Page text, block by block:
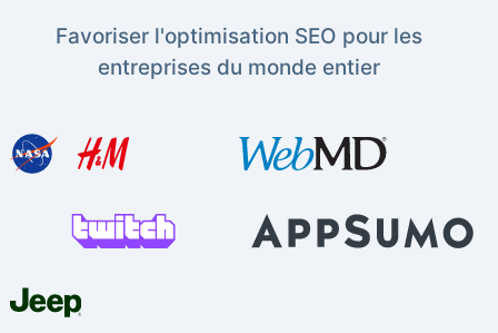
Favoriser l'optimisation SEO pour les
entreprises du monde entier